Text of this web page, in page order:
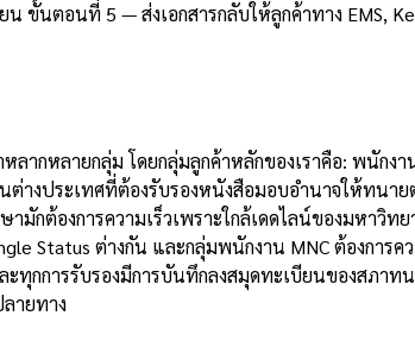
ขั้นตอนที่ 5 — ส่งเอกสารกลับให้ลูกค้าทาง EMS,
ลากหลายกลุ่ม โดยกลุ่มลูกค้าหลักของเราคือ: พนั
างประเทศที่ต้องรับรองหนังสือมอบอำนาจให้ทนา
กต้องการความเร็วเพราะใกล้เดดไลน์ของมหาวิท
Status ต่างกัน และกลุ่มพนักงาน MNC ต้องการค
กการรับรองมีการบันทึกลงสมุดทะเบียนของสภา
ายทาง